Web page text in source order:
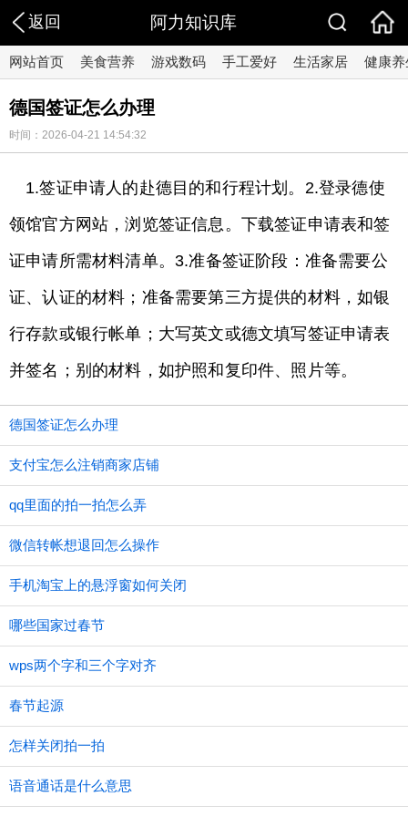
返回 阿力知识库
网站首页 美食营养 游戏数码 手工爱好 生活家居 健康养
德国签证怎么办理
时间：2026-04-21 14:54:32
1.签证申请人的赴德目的和行程计划。2.登录德使
领馆官方网站，浏览签证信息。下载签证申请表和签
证申请所需材料清单。3.准备签证阶段：准备需要公
证、认证的材料；准备需要第三方提供的材料，如银
行存款或银行帐单；大写英文或德文填写签证申请表
并签名；别的材料，如护照和复印件、照片等。
德国签证怎么办理
支付宝怎么注销商家店铺
qq里面的拍一拍怎么弄
微信转帐想退回怎么操作
手机淘宝上的悬浮窗如何关闭
哪些国家过春节
wps两个字和三个字对齐
春节起源
怎样关闭拍一拍
语音通话是什么意思